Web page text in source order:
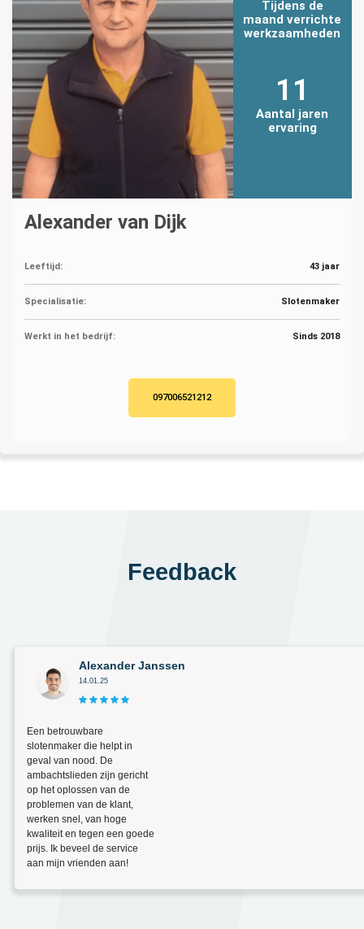
Tijdens de
maand verrichte
werkzaamheden
11
Aantal jaren
ervaring
Alexander van Dijk
Leeftijd: 43 jaar
Specialisatie: Slotenmaker
Werkt in het bedrijf: Sinds 2018
097006521212
Feedback
Alexander Janssen
14.01.25
Een betrouwbare
slotenmaker die helpt in
geval van nood. De
ambachtslieden zijn gericht
op het oplossen van de
problemen van de klant,
werken snel, van hoge
kwaliteit en tegen een goede
prijs. Ik beveel de service
aan mijn vrienden aan!